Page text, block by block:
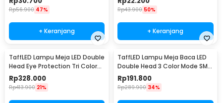
Rp56.900 47%
+ Keranjang
Rp43.900 50%
+ Keranjang
TaffLED Lampu Meja LED Double
Head Eye Protection Tri Color
Mode 24W - T188
Rp328.000
Rp413.900 21%
TaffLED Lampu Meja Baca LED
Double Head 3 Color Mode SMD
- ZN14
Rp191.800
Rp289.900 34%